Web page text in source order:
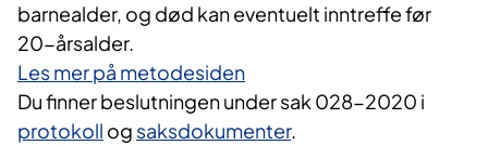
barnealder, og død kan eventuelt inntreffe før
20-årsalder.
Les mer på metodesiden
Du finner beslutningen under sak 028-2020 i
protokoll og saksdokumenter.